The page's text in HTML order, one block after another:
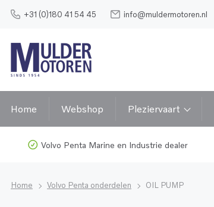
+31 (0)180 41 54 45 info@muldermotoren.nl
Home Webshop Pleziervaart
Volvo Penta Marine en Industrie dealer
Home Volvo Penta onderdelen OIL PUMP